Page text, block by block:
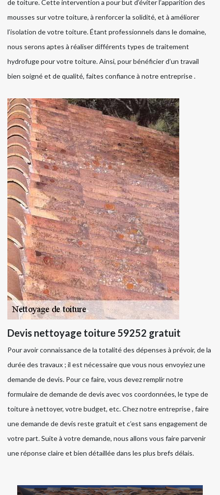
de toiture. Cette intervention a pour but d’éviter l’apparition des
mousses sur votre toiture, à renforcer la solidité, et à améliorer
l’isolation de votre toiture. Étant professionnels dans le domaine,
nous serons aptes à réaliser différents types de traitement
hydrofuge pour votre toiture. Ainsi, pour bénéficier d’un travail
bien soigné et de qualité, faites confiance à notre entreprise .
Devis nettoyage toiture 59252 gratuit
Pour avoir connaissance de la totalité des dépenses à prévoir, de la
durée des travaux ; il est nécessaire que vous nous envoyiez une
demande de devis. Pour ce faire, vous devez remplir notre
formulaire de demande de devis avec vos coordonnées, le type de
toiture à nettoyer, votre budget, etc. Chez notre entreprise , faire
une demande de devis reste gratuit et c’est sans engagement de
votre part. Suite à votre demande, nous allons vous faire parvenir
une réponse claire et bien détaillée dans les plus brefs délais.